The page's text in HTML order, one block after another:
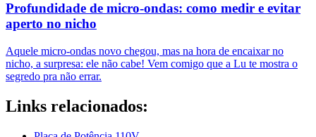
Profundidade de micro-ondas: como medir e evitar
aperto no nicho
Aquele micro-ondas novo chegou, mas na hora de encaixar no
nicho, a surpresa: ele não cabe! Vem comigo que a Lu te mostra o
segredo pra não errar.
Links relacionados: